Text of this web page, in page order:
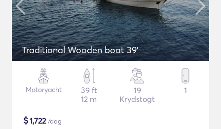
Traditional Wooden boat 39'
Motoryacht
39 ft
12 m
19
Krydstogt
1
$1,722/dag